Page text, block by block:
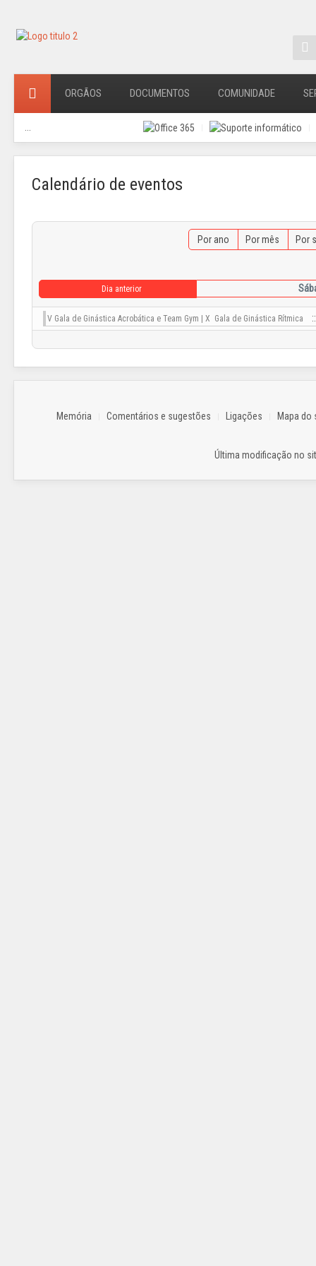
ORGÃOS DOCUMENTOS COMUNIDADE
Calendário de eventos
Por ano Por mês Por
Dia anterior
V Gala de Ginástica Acrobática e Team Gym | X Gala de Ginástica Rítmica
Memória Comentários e sugestões Ligações Mapa do
Última modificação no